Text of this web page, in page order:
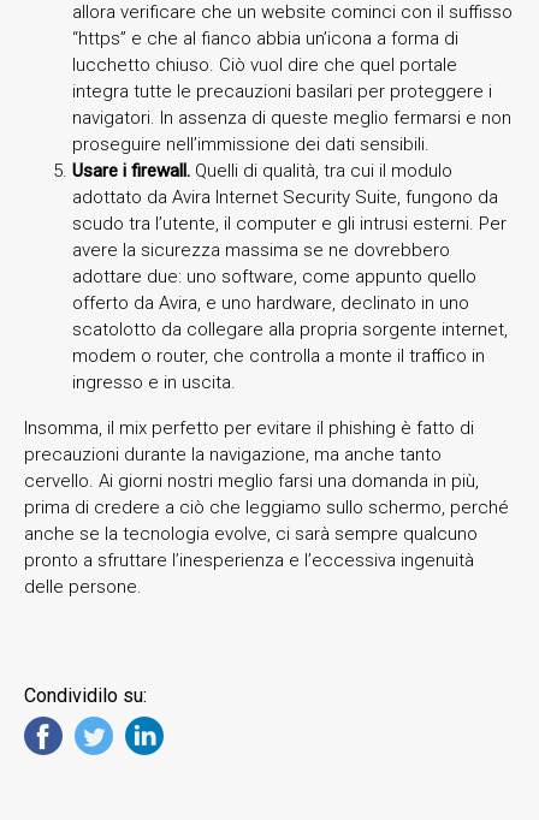
allora verificare che un website cominci con il suffisso
“https” e che al fianco abbia un’icona a forma di
lucchetto chiuso. Ciò vuol dire che quel portale
integra tutte le precauzioni basilari per proteggere i
navigatori. In assenza di queste meglio fermarsi e non
proseguire nell’immissione dei dati sensibili.
Usare i firewall. Quelli di qualità, tra cui il modulo
adottato da Avira Internet Security Suite, fungono da
scudo tra l’utente, il computer e gli intrusi esterni. Per
avere la sicurezza massima se ne dovrebbero
adottare due: uno software, come appunto quello
offerto da Avira, e uno hardware, declinato in uno
scatolotto da collegare alla propria sorgente internet,
modem o router, che controlla a monte il traffico in
ingresso e in uscita.
Insomma, il mix perfetto per evitare il phishing è fatto di
precauzioni durante la navigazione, ma anche tanto
cervello. Ai giorni nostri meglio farsi una domanda in più,
prima di credere a ciò che leggiamo sullo schermo, perché
anche se la tecnologia evolve, ci sarà sempre qualcuno
pronto a sfruttare l’inesperienza e l’eccessiva ingenuità
delle persone.
Condividilo su: